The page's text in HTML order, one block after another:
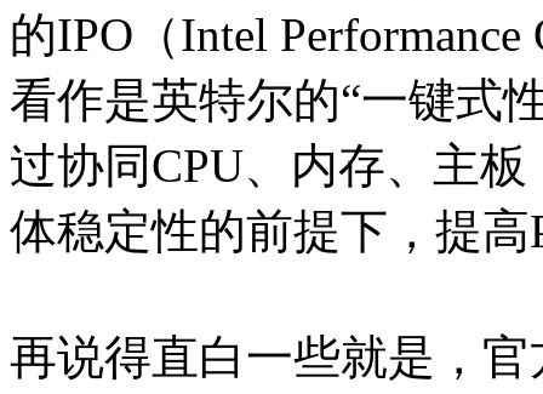
的IPO（Intel
看作是英特尔的“一键式
过协同CPU、内存、主
体稳定性的前提下，提
再说得直白一些就是，